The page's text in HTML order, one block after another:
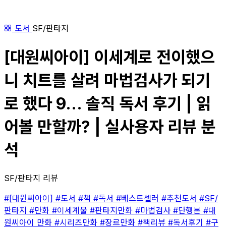
도서 SF/판타지
[대원씨아이] 이세계로 전이했으
니 치트를 살려 마법검사가 되기
로 했다 9... 솔직 독서 후기 | 읽
어볼 만할까? | 실사용자 리뷰 분
석
SF/판타지 리뷰
#[대원씨아이] #도서 #책 #독서 #베스트셀러 #추천도서 #SF/
판타지 #만화 #이세계물 #판타지만화 #마법검사 #단행본 #대
원씨아이 만화 #시리즈만화 #장르만화 #책리뷰 #독서후기 #구